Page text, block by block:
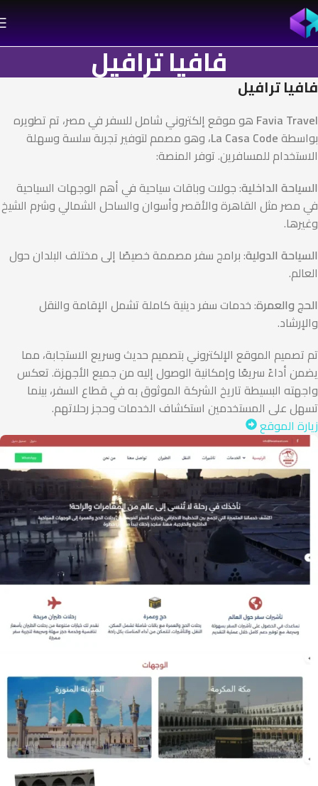
فافيا ترافيل
فافيا ترافيل
Favia Travel هو موقع إلكتروني شامل للسفر في مصر، تم تطويره
بواسطةLa Casa Code، وهو مصمم لتوفير تجربة سلسة وسهلة
الاستخدام للمسافرين. توفر المنصة:
السياحة الداخلية: جولات وباقات سياحية في أهم الوجهات السياحية
في مصر مثل القاهرة والأقصر وأسوان والساحل الشمالي وشرم الشيخ
وغيرها.
السياحة الدولية: برامج سفر مصممة خصيصًا إلى مختلف البلدان حول
العالم.
الحج والعمرة: خدمات سفر دينية كاملة تشمل الإقامة والنقل
والإرشاد.
تم تصميم الموقع الإلكتروني بتصميم حديث وسريع الاستجابة، مما
يضمن أداءً سريعًا وإمكانية الوصول إليه من جميع الأجهزة. تعكس
واجهته البسيطة تاريخ الشركة الموثوق به في قطاع السفر، بينما
تسهل على المستخدمين استكشاف الخدمات وحجز رحلاتهم.
زيارة الموقع